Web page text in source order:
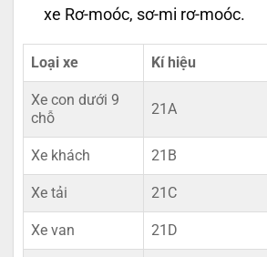
xe Rơ-moóc, sơ-mi rơ-moóc.
Loại xe Kí hiệu
Xe con dưới 9
chỗ
21A
Xe khách 21B
Xe tải 21C
Xe van 21D